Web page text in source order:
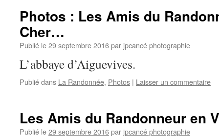
Photos : Les Amis du
Cher…
Publié le29 septembre 2016par jpcancé photographie
L’abbaye d’Aiguevives.
Publié dans La Randonnée, Photos | Laisser un commentaire
Les Amis du Randonneur en
Publié le29 septembre 2016par jpcancé photographie